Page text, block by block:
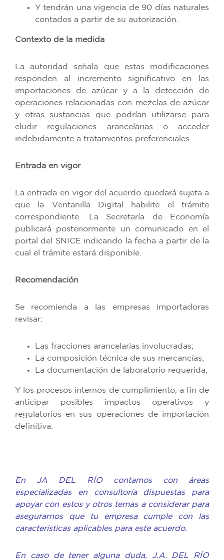
Y tendrán una vigencia de 90 días naturales
contados a partir de su autorización.
Contexto de la medida
La autoridad señala que estas modificaciones
responden al incremento significativo en las
importaciones de azúcar y a la detección de
operaciones relacionadas con mezclas de azúcar
y otras sustancias que podrían utilizarse para
eludir regulaciones arancelarias o acceder
indebidamente a tratamientos preferenciales.
Entrada en vigor
La entrada en vigor del acuerdo quedará sujeta a
que la Ventanilla Digital habilite el trámite
correspondiente. La Secretaría de Economía
publicará posteriormente un comunicado en el
portal del SNICE indicando la fecha a partir de la
cual el trámite estará disponible.
Recomendación
Se recomienda a las empresas importadoras
revisar:
Las fracciones arancelarias involucradas;
La composición técnica de sus mercancías;
La documentación de laboratorio requerida;
Y los procesos internos de cumplimiento, a fin de
anticipar posibles impactos operativos y
regulatorios en sus operaciones de importación
definitiva.
En JA DEL RÍO contamos con áreas
especializadas en consultoría dispuestas para
apoyar con estos y otros temas a considerar para
asegurarnos que tu empresa cumple con las
características aplicables para este acuerdo.
En caso de tener alguna duda, J.A. DEL RÍO